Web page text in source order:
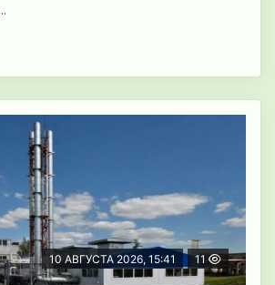
10 АВГУСТА 2026, 15:41 11